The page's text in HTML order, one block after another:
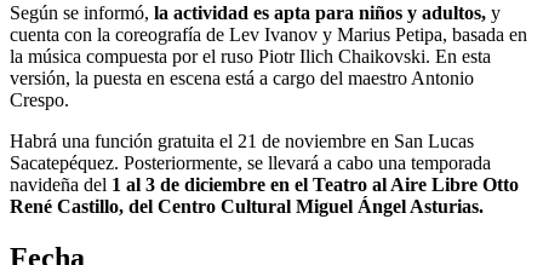
Según se informó, la actividad es apta para niños y adultos, y
cuenta con la coreografía de Lev Ivanov y Marius Petipa, basada en
la música compuesta por el ruso Piotr Ilich Chaikovski. En esta
versión, la puesta en escena está a cargo del maestro Antonio
Crespo.
Habrá una función gratuita el 21 de noviembre en San Lucas
Sacatepéquez. Posteriormente, se llevará a cabo una temporada
navideña del 1 al 3 de diciembre en el Teatro al Aire Libre Otto
René Castillo, del Centro Cultural Miguel Ángel Asturias.
Fecha